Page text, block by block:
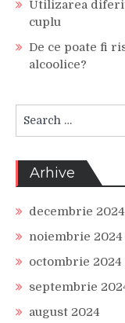
Utilizarea
cuplu
De ce poate fi
alcoolice?
for:
Arhive
decembrie 2024
noiembrie 2024
octombrie 2024
septembrie
august 2024